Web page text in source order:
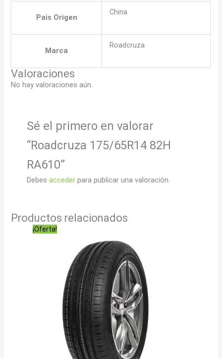
Pais Origen
China
Marca
Roadcruza
Valoraciones
No hay valoraciones aún.
Sé el primero en valorar
“Roadcruza 175/65R14 82H
RA610”
Debes accederpara publicar una valoración.
Productos relacionados
¡Oferta!